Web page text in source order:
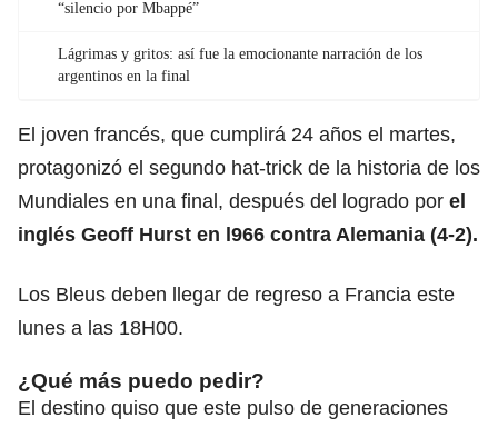
“silencio por Mbappé”
Lágrimas y gritos: así fue la emocionante narración de los
argentinos en la final
El joven francés, que cumplirá 24 años el martes,
protagonizó el segundo hat-trick de la historia de los
Mundiales en una final, después del logrado por el
inglés Geoff Hurst en l966 contra Alemania (4-2).
Los Bleus deben llegar de regreso a Francia este
lunes a las 18H00.
¿Qué más puedo pedir?
El destino quiso que este pulso de generaciones